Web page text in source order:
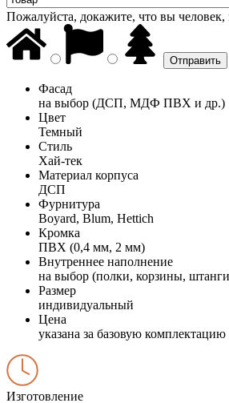
Пожалуйста, докажите, что вы человек,
Фасад
на выбор (ДСП, МДФ ПВХ и др.)
Цвет
Темный
Стиль
Хай-тек
Материал корпуса
ДСП
Фурнитура
Boyard, Blum, Hettich
Кромка
ПВХ (0,4 мм, 2 мм)
Внутреннее наполнение
на выбор (полки, корзины,
Размер
индивидуальный
Цена
указана за базовую комплектацию
Изготовление